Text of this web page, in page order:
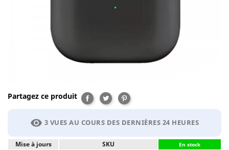
Partagez ce produit Partager
TweetPinterest
visibility 3 VUES AU COURS DES DERNIÈRES 24 HEURES
Mise à jours SKU En stock